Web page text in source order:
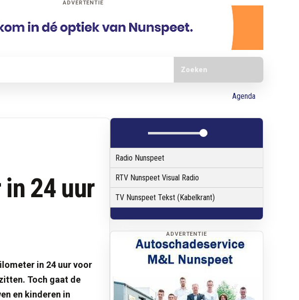
ADVERTENTIE
Agenda
24 uur
in 24 uur voor
Toch gaat de
en kinderen in
Radio Nunspeet
RTV Nunspeet Visual Radio
TV Nunspeet Tekst (Kabelkrant)
ADVERTENTIE